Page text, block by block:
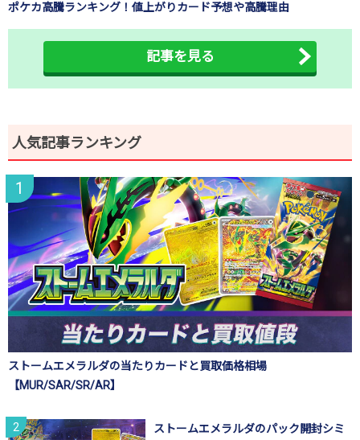
ポケカ高騰ランキング！値上がりカード予想や高騰理由
記事を見る
人気記事ランキング
ストームエメラルダの当たりカードと買取価格相場
【MUR/SAR/SR/AR】
ストームエメラルダのパック開封シミ